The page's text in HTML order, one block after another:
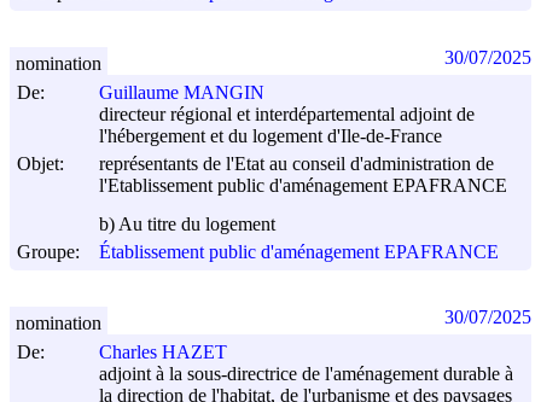
De:
Guillaume MANGIN
directeur régional et interdépartemental adjoint de
l'hébergement et du logement d'Ile-de-France
Objet:
représentants de l'Etat au conseil d'administration de
l'Etablissement public d'aménagement EPAFRANCE
b) Au titre du logement
Groupe:
Établissement public d'aménagement EPAFRANCE
nomination 30/07/2025
De:
Charles HAZET
adjoint à la sous-directrice de l'aménagement durable à
la direction de l'habitat, de l'urbanisme et des paysages
nomination 30/07/2025